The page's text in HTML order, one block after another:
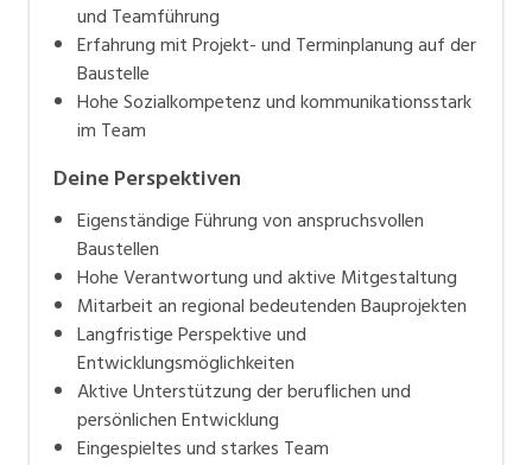
und Teamführung
Erfahrung mit Projekt- und Terminplanung auf der
Baustelle
Hohe Sozialkompetenz und kommunikationsstark
im Team
Deine Perspektiven
Eigenständige Führung von anspruchsvollen
Baustellen
Hohe Verantwortung und aktive Mitgestaltung
Mitarbeit an regional bedeutenden Bauprojekten
Langfristige Perspektive und
Entwicklungsmöglichkeiten
Aktive Unterstützung der beruflichen und
persönlichen Entwicklung
Eingespieltes und starkes Team